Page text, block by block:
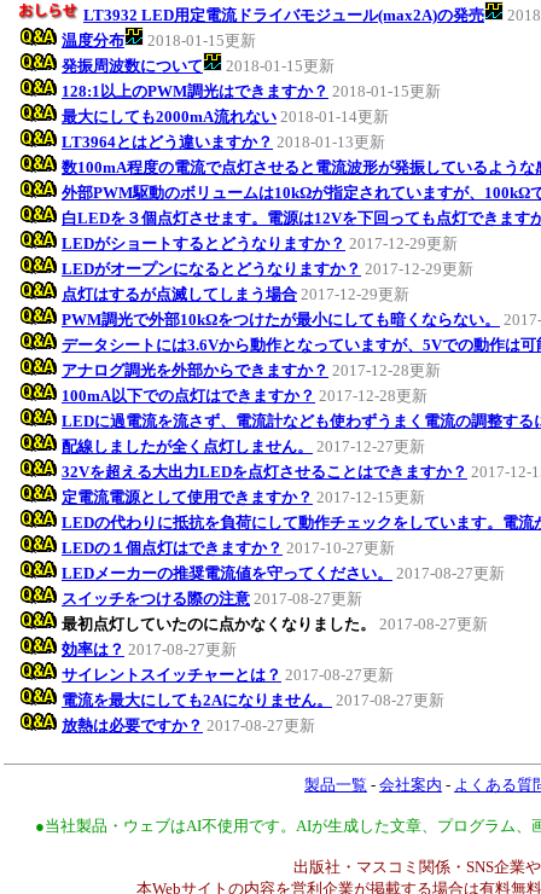
LT3932 LED用定電流ドライバモジュール(max2A)の発売
温度分布
2018-01-15更新
発振周波数について
2018-01-15更新
128:1以上のPWM調光はできますか？ 2018-01-15更新
最大にしても2000mA流れない 2018-01-14更新
LT3964とはどう違いますか？ 2018-01-13更新
数100mA程度の電流で点灯させると電流波形が発振しているような
外部PWM駆動のボリュームは10kΩが指定されていますが、100kΩ
白LEDを３個点灯させます。電源は12Vを下回っても点灯できます
LEDがショートするとどうなりますか？ 2017-12-29更新
LEDがオープンになるとどうなりますか？ 2017-12-29更新
点灯はするが点滅してしまう場合 2017-12-29更新
PWM調光で外部10kΩをつけたが最小にしても暗くならない。
データシートには3.6Vから動作となっていますが、5Vでの動作は可
アナログ調光を外部からできますか？ 2017-12-28更新
100mA以下での点灯はできますか？ 2017-12-28更新
LEDに過電流を流さず、電流計なども使わずうまく電流の調整する
配線しましたが全く点灯しません。
2017-12-27更新
32Vを超える大出力LEDを点灯させることはできますか？ 2017-12-
定電流電源として使用できますか？ 2017-12-15更新
LEDの代わりに抵抗を負荷にして動作チェックをしています。電流
LEDの１個点灯はできますか？ 2017-10-27更新
LEDメーカーの推奨電流値を守ってください。
2017-08-27更新
スイッチをつける際の注意 2017-08-27更新
最初点灯していたのに点かなくなりました。
2017-08-27更新
効率は？ 2017-08-27更新
サイレントスイッチャーとは？ 2017-08-27更新
電流を最大にしても2Aになりません。
2017-08-27更新
放熱は必要ですか？ 2017-08-27更新
製品一覧 - 会社案内 - よくある質
●当社製品・ウェブはAI不使用です。AIが生成した文章、プログラム
出版社・マスコミ関係・SNS企業
本Webサイトの内容を営利企業が掲載する場合は有料無